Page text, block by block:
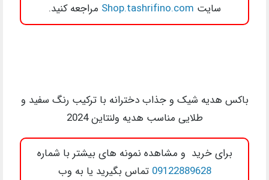
سایت Shop.tashrifino.com مراجعه کنید.
باکس هدیه شیک و جذاب دخترانه با ترکیب رنگ سفید و
طلایی مناسب هدیه ولنتاین 2024
برای خرید و مشاهده نمونه های بیشتر با شماره
09122889628 تماس بگیرید یا به وب